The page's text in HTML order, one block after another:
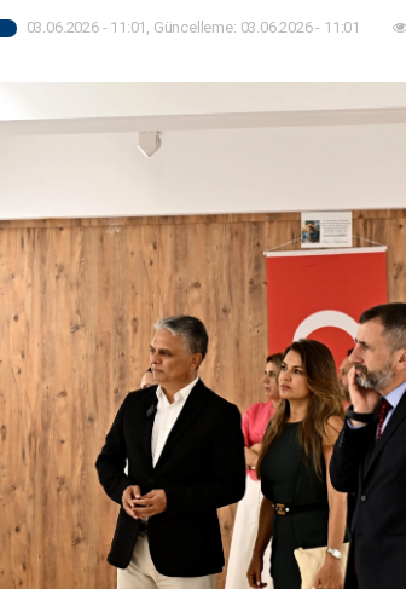
03.06.2026 - 11:01, Güncelleme: 03.06.2026 - 11:01